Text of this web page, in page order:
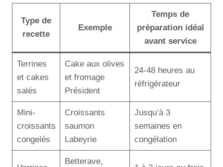
Type de
recette
Exemple
Temps de
préparation idéal
avant service
Terrines
et cakes
salés
Cake aux olives
et fromage
Président
24-48 heures au
réfrigérateur
Mini-
croissants
congelés
Croissants
saumon
Labeyrie
Jusqu’à 3
semaines en
congélation
Betterave,